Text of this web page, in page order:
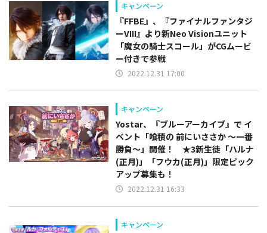
キャンペーン
『FFBE』、『ファイナルファンタジ
ーVIII』より新Neo Visionユニット
「魔女の騎士スコール」がCGムービ
ー付きで参戦
2022.12.31 17:00
キャンペーン
Yostar、『ブルーアーカイブ』で イ
ベント「喰積の 前にいささか ～一番
勝負～」開催！ ★3新生徒「ハルナ
(正月)」「フウカ(正月)」限定ピック
アップ募集も！
2022.12.31 16:33
キャンペーン